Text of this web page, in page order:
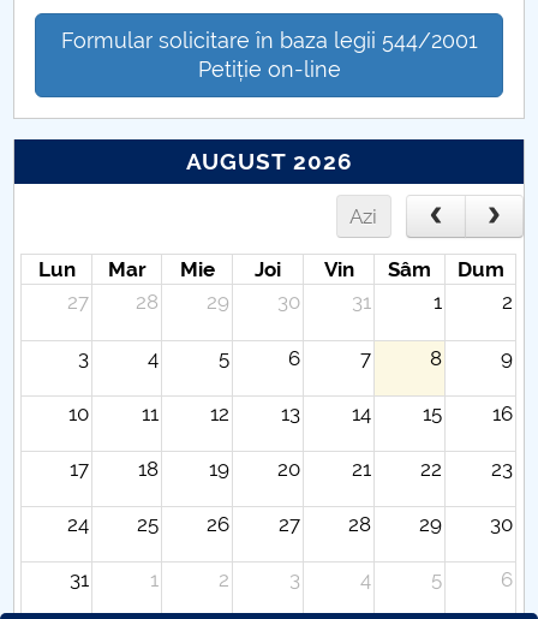
Formular solicitare în baza legii 544/2001
Petiție on-line
AUGUST 2026
Azi
Lun Mar Mie Joi Vin Sâm
Dum
27
28 29 30 31 1 2
3 4 5 6 7 8 9
10 11 12 13 14 15 16
17 18 19 20 21 22 23
24 25 26 27 28 29 30
31 1 2 3 4 5 6